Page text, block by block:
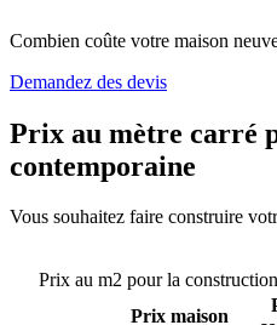
Combien coûte votre maison
Demandez des devis
Prix au mètre carré
contemporaine
Vous souhaitez faire construire
Prix au m2 pour la
Prix maison